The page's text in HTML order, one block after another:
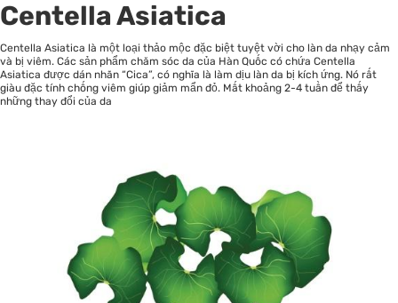
Centella Asiatica
Centella Asiatica là một loại thảo mộc đặc biệt tuyệt vời cho làn da nhạy cảm
và bị viêm. Các sản phẩm chăm sóc da của Hàn Quốc có chứa Centella
Asiatica được dán nhãn “Cica”, có nghĩa là làm dịu làn da bị kích ứng. Nó rất
giàu đặc tính chống viêm giúp giảm mẩn đỏ. Mất khoảng 2-4 tuần để thấy
những thay đổi của da